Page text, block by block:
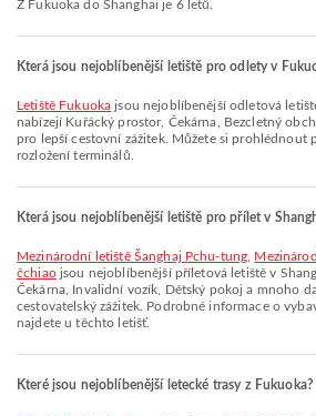
Z Fukuoka do Shanghai je 6 letů.
Která jsou nejoblíbenější letiště pro odlety v
Letiště Fukuoka jsou nejoblíbenější odletová
nabízejí Kuřácký prostor, Čekárna, Bezcletný
pro lepší cestovní zážitek. Můžete si prohlédnout
rozložení terminálů.
Která jsou nejoblíbenější letiště pro přílet v
Mezinárodní letiště Šanghaj Pchu-tung
čchiaojsou nejoblíbenější příletová letiště v
Čekárna, Invalidní vozík, Dětský pokoj a mnoho
cestovatelský zážitek. Podrobné informace o
najdete u těchto letišť.
Které jsou nejoblíbenější letecké trasy z Fukuoka?